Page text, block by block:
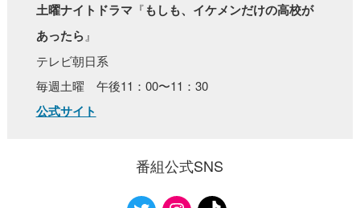
土曜ナイトドラマ『もしも、イケメンだけの高校が
あったら』
テレビ朝日系
毎週土曜 午後11：00〜11：30
公式サイト
番組公式SNS